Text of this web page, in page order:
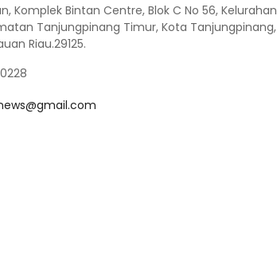
Komplek Bintan Centre, Blok C No 56, Kelurahan
Tanjungpinang Timur, Kota Tanjungpinang,
Riau.29125.